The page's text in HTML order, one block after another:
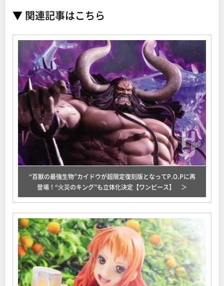
▼ 関連記事はこちら
“百獣の最強生物”カイドウが超限定復刻版となってP.O.Pに再
登場！“火災のキング”も立体化決定【ワンピース】